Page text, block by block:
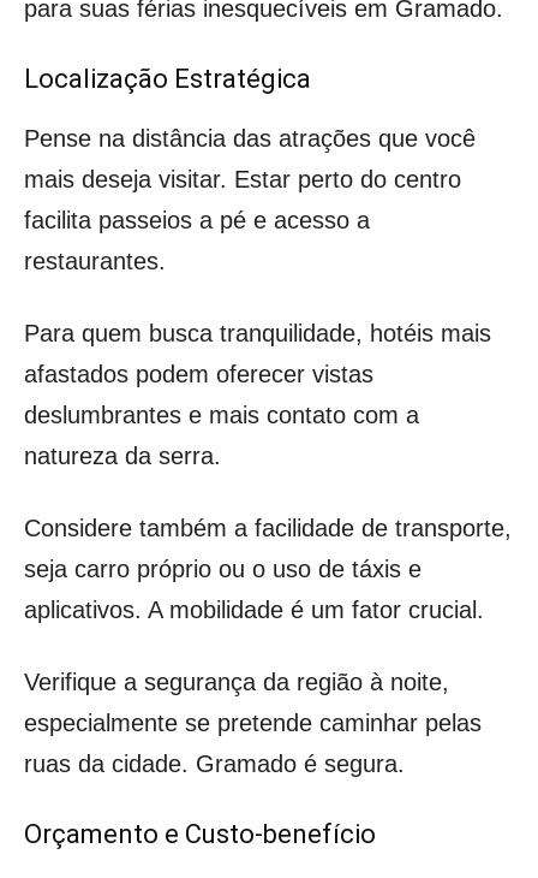
para suas férias inesquecíveis em Gramado.
Localização Estratégica
Pense na distância das atrações que você
mais deseja visitar. Estar perto do centro
facilita passeios a pé e acesso a
restaurantes.
Para quem busca tranquilidade, hotéis mais
afastados podem oferecer vistas
deslumbrantes e mais contato com a
natureza da serra.
Considere também a facilidade de transporte,
seja carro próprio ou o uso de táxis e
aplicativos. A mobilidade é um fator crucial.
Verifique a segurança da região à noite,
especialmente se pretende caminhar pelas
ruas da cidade. Gramado é segura.
Orçamento e Custo-benefício